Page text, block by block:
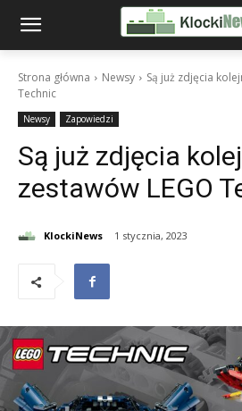
Strona główna Newsy
Są już zdjęcia
Technic
Newsy Zapowiedzi
Są już zdjęcia
zestawów LEGO
KlockiNews 1 stycznia, 2023